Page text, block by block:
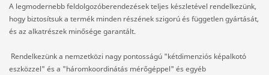
A legmodernebb feldolgozóberendezések teljes készletével rendelkezünk,
hogy biztosítsuk a termék minden részének szigorú és független gyártását,
és az alkatrészek minősége garantált.
Rendelkezünk a nemzetközi nagy pontosságú "kétdimenziós képalkotó
eszközzel" és a "háromkoordinátás mérőgéppel" és egyéb